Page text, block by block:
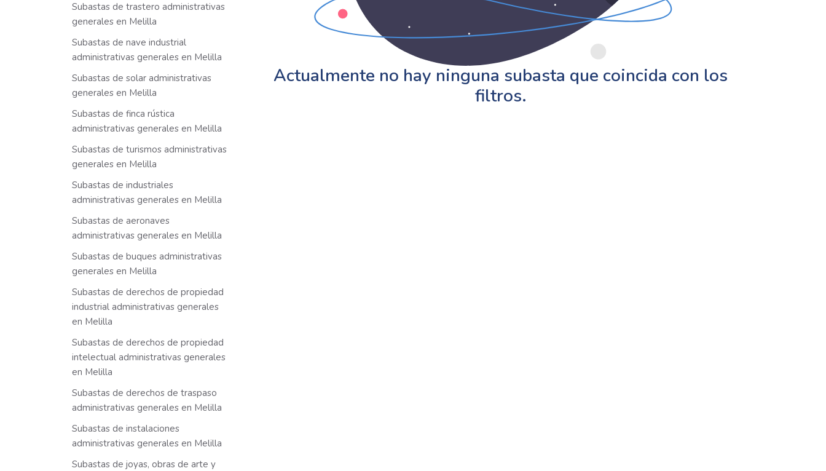
Subastas de trastero administrativas
generales en Melilla
Subastas de nave industrial
administrativas generales en Melilla
Subastas de solar administrativas
generales en Melilla
Subastas de finca rústica
administrativas generales en Melilla
Subastas de turismos administrativas
generales en Melilla
Subastas de industriales
administrativas generales en Melilla
Subastas de aeronaves
administrativas generales en Melilla
Subastas de buques administrativas
generales en Melilla
Subastas de derechos de propiedad
industrial administrativas generales
en Melilla
Subastas de derechos de propiedad
intelectual administrativas generales
en Melilla
Subastas de derechos de traspaso
administrativas generales en Melilla
Subastas de instalaciones
administrativas generales en Melilla
Subastas de joyas, obras de arte y
Actualmente no hay ninguna subasta que coincida con los
filtros.